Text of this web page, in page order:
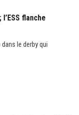
flanche
le derby qui